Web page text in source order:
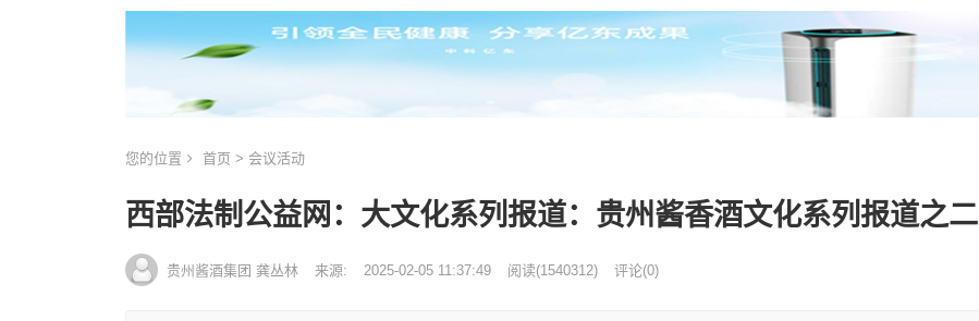
您的位置 首页 > 会议活动
西部法制公益网：大文化系列报道：贵州酱香酒文化系列报道之二
贵州酱酒集团 龚丛林 来源: 2025-02-05 11:37:49 阅读(1540312) 评论(0)